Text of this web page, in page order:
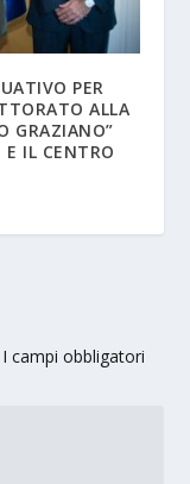
PER
ALLA
GRAZIANO”
IL CENTRO
I campi obbligatori